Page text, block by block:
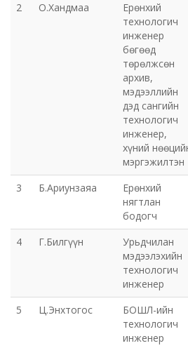
Хүнс, хөдөө аж ахуйн газар
Баян-Өндөр сумын ЗДТГ
Жаргалант сумын ЗДТГ
Орхон аймгийн Иргэний
Орхон аймгийн Эрүүгийн
шатны шүүх
Орхон аймаг дахь
шатны шүүх
Орхон аймаг дахь Сум дундын
анхан шатны шүүх
Хүүхэд залуучуудын театр
2 О.Хандмаа
Ерөнхий
технологич
инженер
бөгөөд
төрөлжсөн
архив,
мэдээллийн
дэд сангийн
технологич
инженер,
хүний
мэргэжилтэн
3 Б.Ариунзаяа
Ерөнхий
нягтлан
бодогч
4 Г.Билгүүн
Урьдчилан
мэдээлэхийн
технологич
инженер
5 Ц.Энхтогос
БОШЛ-ийн
технологич
инженер